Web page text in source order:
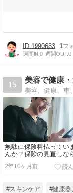
1990683 1
週間IN:0 週間OUT:0
15
美容で健康
無駄に保険料払ってい
んか？保険の見直しな
【保険コネクト】がお
め！
2年10ヶ月前
#スキンケア #健康器